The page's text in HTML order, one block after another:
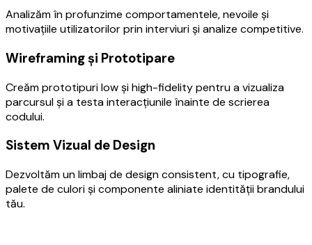
Analizăm în profunzime comportamentele, nevoile și
motivațiile utilizatorilor prin interviuri și analize competitive.
Wireframing și Prototipare
Creăm prototipuri low și high-fidelity pentru a vizualiza
parcursul și a testa interacțiunile înainte de scrierea
codului.
Sistem Vizual de Design
Dezvoltăm un limbaj de design consistent, cu tipografie,
palete de culori și componente aliniate identității brandului
tău.